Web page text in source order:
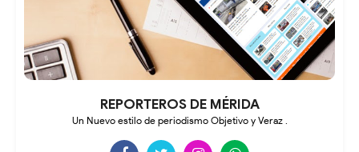
REPORTEROS DE MÉRIDA
Un Nuevo estilo de periodismo Objetivo y Veraz .